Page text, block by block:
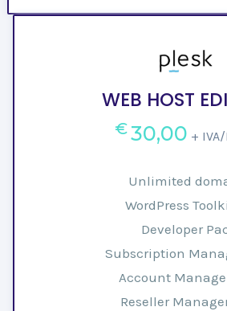
WEB HOST
€30,00 +
Unlimited
WordPress
Developer
Subscription
Account
Reseller